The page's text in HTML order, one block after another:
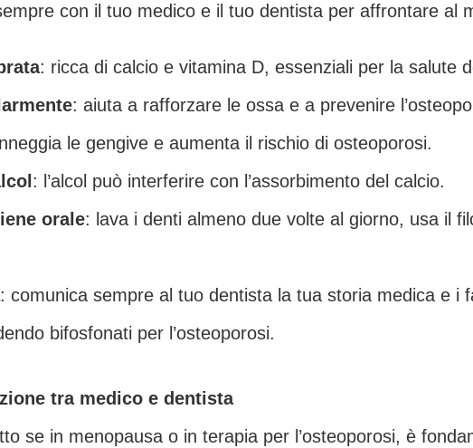
con il tuo medico e il tuo dentista per affrontare al
: ricca di calcio e vitamina D, essenziali per la salute
: aiuta a rafforzare le ossa e a prevenire
le gengive e aumenta il rischio di osteoporosi.
: l’alcol può interferire con l’assorbimento del calcio.
orale: lava i denti almeno due volte al giorno, usa il
: comunica sempre al tuo dentista la tua storia medica e i
bifosfonati per l’osteoporosi.
tra medico e dentista
se in menopausa o in terapia per l’osteoporosi, è